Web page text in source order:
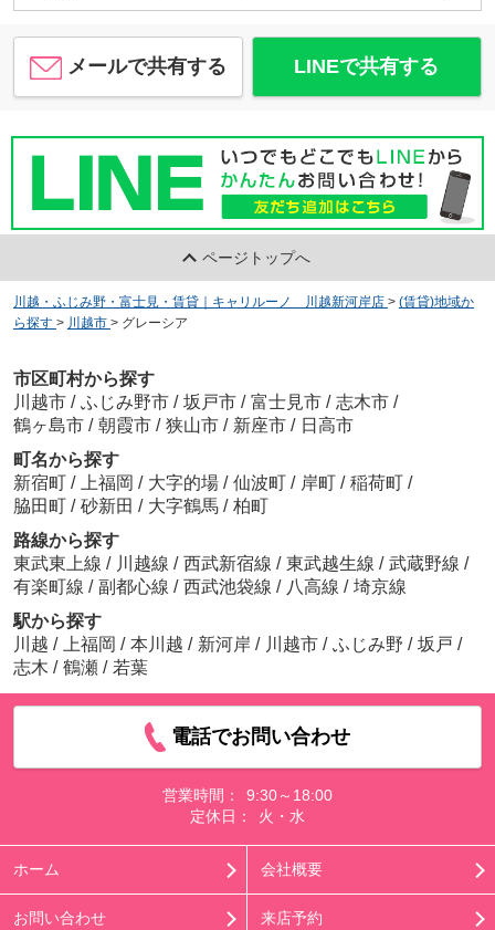
メールで共有する LINEで共有する
ページトップへ
川越・ふじみ野・富士見・賃貸｜キャリルーノ 川越新河岸店 > (賃貸)地域か
ら探す > 川越市 > グレーシア
市区町村から探す
川越市 / ふじみ野市 / 坂戸市 / 富士見市 / 志木市 /
鶴ヶ島市 / 朝霞市 / 狭山市 / 新座市 / 日高市
町名から探す
新宿町 / 上福岡 / 大字的場 / 仙波町 / 岸町 / 稲荷町 /
脇田町 / 砂新田 / 大字鶴馬 / 柏町
路線から探す
東武東上線 / 川越線 / 西武新宿線 / 東武越生線 / 武蔵野線 /
有楽町線 / 副都心線 / 西武池袋線 / 八高線 / 埼京線
駅から探す
川越 / 上福岡 / 本川越 / 新河岸 / 川越市 / ふじみ野 / 坂戸 /
志木 / 鶴瀬 / 若葉
電話でお問い合わせ
営業時間：
9:30～18:00
定休日：
火・水
ホーム 会社概要
お問い合わせ 来店予約